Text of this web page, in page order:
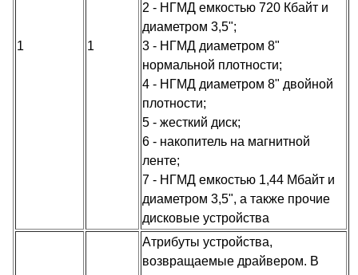
1 1
2 - НГМД емкостью 720 Кбайт и
диаметром 3,5";
3 - НГМД диаметром 8"
нормальной плотности;
4 - НГМД диаметром 8" двойной
плотности;
5 - жесткий диск;
6 - накопитель на магнитной
ленте;
7 - НГМД емкостью 1,44 Мбайт и
диаметром 3,5", а также прочие
дисковые устройства
Атрибуты устройства,
возвращаемые драйвером. В